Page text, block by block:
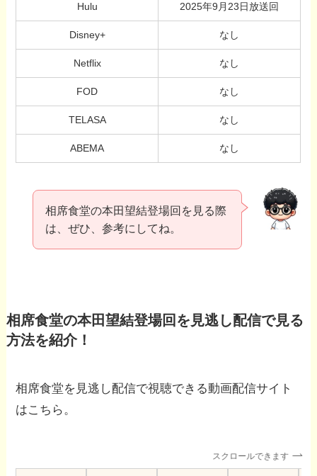
Hulu 2025年9月23日放送回
Disney+ なし
Netflix なし
FOD なし
TELASA なし
ABEMA なし
相席食堂の本田望結登場回を見る際
は、ぜひ、参考にしてね。
相席食堂の本田望結登場回を見逃し配信で見る
方法を紹介！
相席食堂を見逃し配信で視聴できる動画配信サイト
はこちら。
スクロールできます